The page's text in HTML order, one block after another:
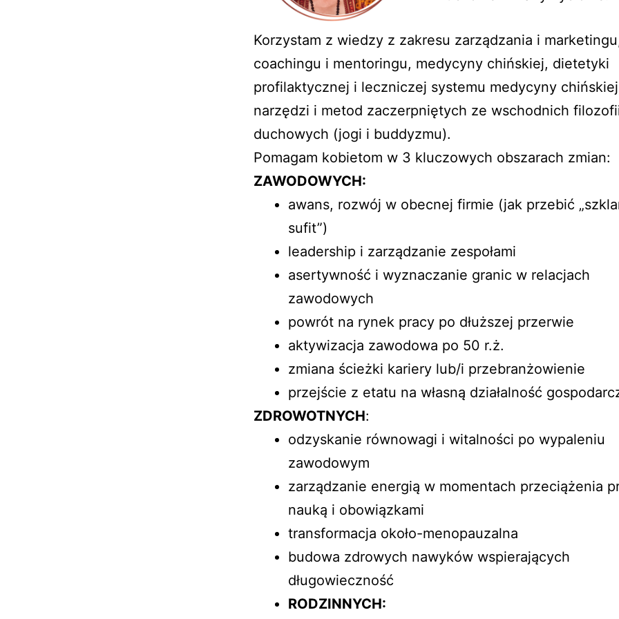
Korzystam z wiedzy z zakresu zarządzania i
coachingu i mentoringu, medycyny chińskiej, dietetyki
profilaktycznej i leczniczej systemu medycyny
narzędzi i metod zaczerpniętych ze wschodnich
duchowych (jogi i buddyzmu).
Pomagam kobietom w 3 kluczowych obszarach zmian:
ZAWODOWYCH:
awans, rozwój w obecnej firmie (jak przebić
sufit”)
leadership i zarządzanie zespołami
asertywność i wyznaczanie granic w relacjach
zawodowych
powrót na rynek pracy po dłuższej przerwie
aktywizacja zawodowa po 50 r.ż.
zmiana ścieżki kariery lub/i przebranżowienie
przejście z etatu na własną działalność
ZDROWOTNYCH:
odzyskanie równowagi i witalności po wypaleniu
zawodowym
zarządzanie energią w momentach przeciążenia
nauką i obowiązkami
transformacja około-menopauzalna
budowa zdrowych nawyków wspierających
długowieczność
RODZINNYCH: